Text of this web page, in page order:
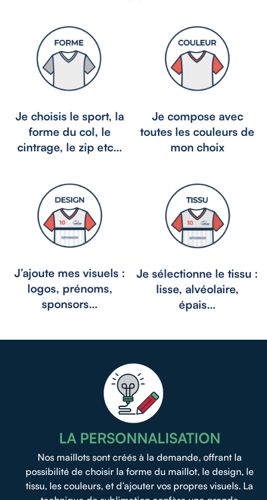
Je choisis le sport, la
forme du col, le
cintrage, le zip etc…
Je compose avec
toutes les couleurs de
mon choix
J’ajoute mes visuels :
logos, prénoms,
sponsors…
Je sélectionne le tissu :
lisse, alvéolaire,
épais…
LA PERSONNALISATION
Nos maillots sont créés à la demande, offrant la
possibilité de choisir la forme du maillot, le design, le
tissu, les couleurs, et d’ajouter vos propres visuels. La